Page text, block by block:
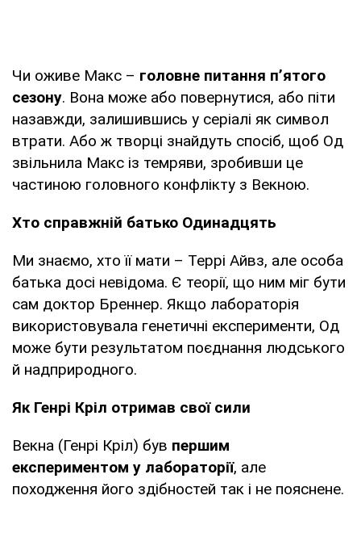
Чи оживе Макс – головне питання п’ятого
сезону. Вона може або повернутися, або піти
назавжди, залишившись у серіалі як символ
втрати. Або ж творці знайдуть спосіб, щоб Од
звільнила Макс із темряви, зробивши це
частиною головного конфлікту з Векною.
Хто справжній батько Одинадцять
Ми знаємо, хто її мати – Террі Айвз, але особа
батька досі невідома. Є теорії, що ним міг бути
сам доктор Бреннер. Якщо лабораторія
використовувала генетичні експерименти, Од
може бути результатом поєднання людського
й надприродного.
Як Генрі Кріл отримав свої сили
Векна (Генрі Кріл) був першим
експериментом у лабораторії, але
походження його здібностей так і не пояснене.